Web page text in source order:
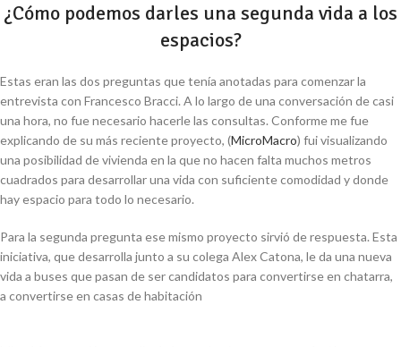
¿Cómo podemos darles una segunda vida a los
espacios?
Estas eran las dos preguntas que tenía anotadas para comenzar la
entrevista con Francesco Bracci. A lo largo de una conversación de casi
una hora, no fue necesario hacerle las consultas. Conforme me fue
explicando de su más reciente proyecto, (MicroMacro) fui visualizando
una posibilidad de vivienda en la que no hacen falta muchos metros
cuadrados para desarrollar una vida con suficiente comodidad y donde
hay espacio para todo lo necesario.
Para la segunda pregunta ese mismo proyecto sirvió de respuesta. Esta
iniciativa, que desarrolla junto a su colega Alex Catona, le da una nueva
vida a buses que pasan de ser candidatos para convertirse en chatarra,
a convertirse en casas de habitación